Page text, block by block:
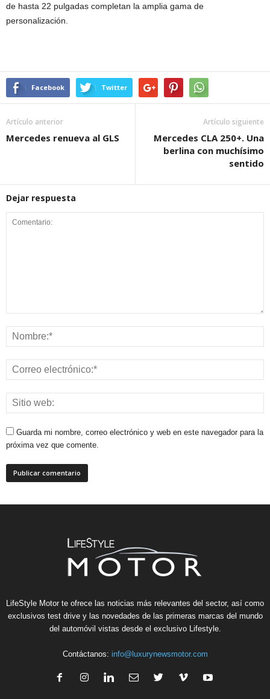
de hasta 22 pulgadas completan la amplia gama de
personalización.
Facebook Twitter
Artículo anterior
Mercedes renueva al GLS
Artículo siguiente
Mercedes CLA 250+. Una
berlina con muchísimo
sentido
Dejar respuesta
Guarda mi nombre, correo electrónico y web en este navegador para la
próxima vez que comente.
LifeStyle Motor te ofrece las noticias más relevantes del sector, así como
exclusivos test drive y las novedades de las primeras marcas del mundo
del automóvil vistas desde el exclusivo Lifestyle.
Contáctanos: info@luxurynewsmotor.com